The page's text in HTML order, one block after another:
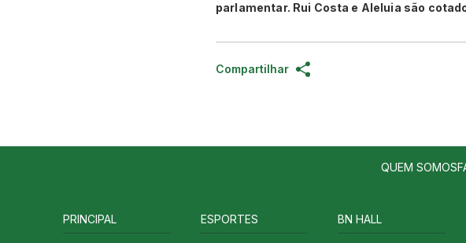
parlamentar. Rui Costa e Aleluia são
Compartilhar
QUEM SOMOS
PRINCIPAL ESPORTES BN HALL